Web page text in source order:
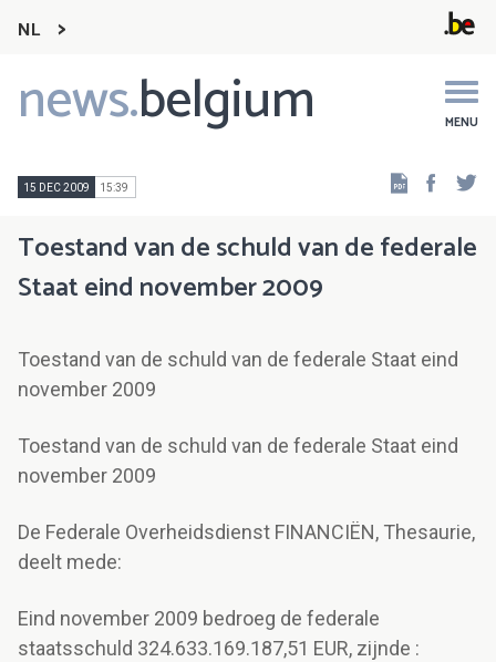
NL
news.belgium MENU
Main
navigation
15 DEC 2009 15:39
Toestand van de schuld van de federale
Staat eind november 2009
Toestand van de schuld van de federale Staat eind
november 2009
Toestand van de schuld van de federale Staat eind
november 2009
De Federale Overheidsdienst FINANCIËN, Thesaurie,
deelt mede:
Eind november 2009 bedroeg de federale
staatsschuld 324.633.169.187,51 EUR, zijnde :